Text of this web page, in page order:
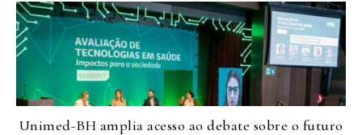
Unimed-BH amplia acesso ao debate sobre o futuro